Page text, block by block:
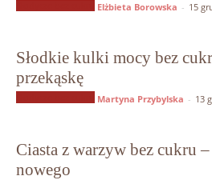
Elżbieta Borowska - 15
Słodkie kulki mocy bez
przekąskę
Martyna Przybylska - 13
Ciasta z warzyw bez cukru
nowego